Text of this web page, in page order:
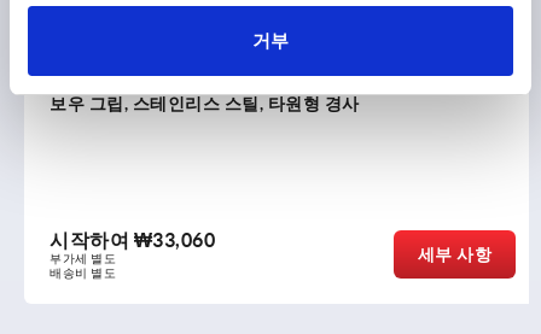
거부
보우 그립, 스테인리스 스틸, 타원형 경사
시작하여₩33,060
부가세 별도
배송비 별도
세부 사항